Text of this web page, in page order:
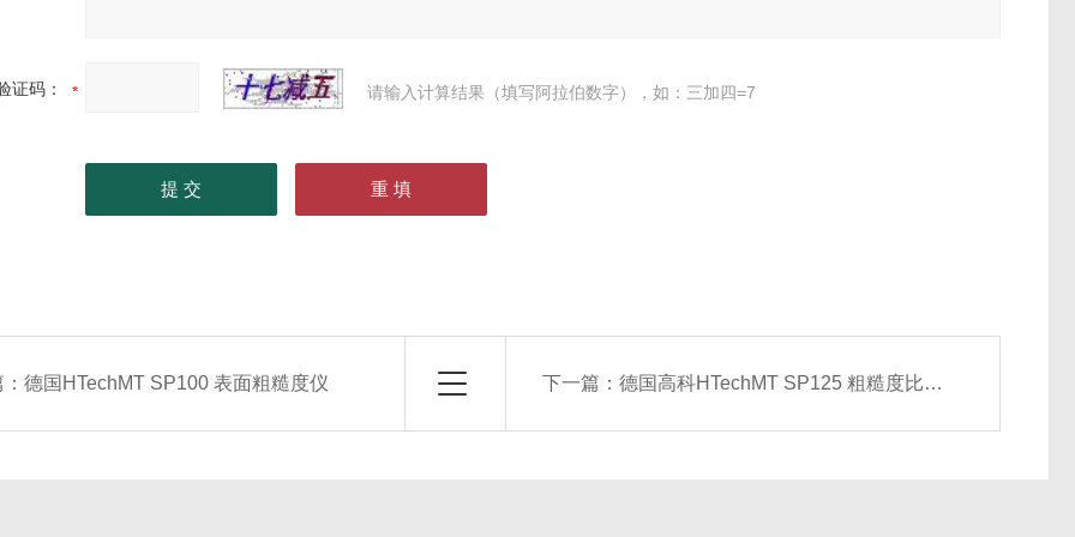
证码： 请输入计算结果（填写阿拉伯数字），如：三加四=7
：德国HTechMT SP100 表面粗糙度仪 下一篇： 德国高科HTechMT SP125 粗糙度比较板